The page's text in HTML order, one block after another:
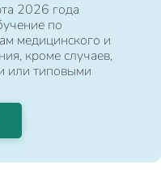
2026 года
по
медицинского и
кроме случаев,
или типовыми